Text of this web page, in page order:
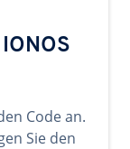
Code an.
Sie den